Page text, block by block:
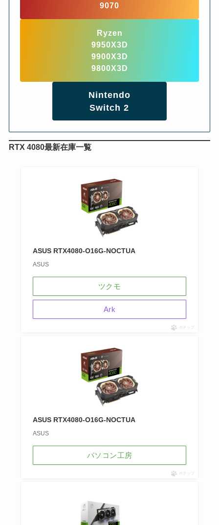
9070
Ryzen
9950X3D
9900X3D
9800X3D
Nintendo
Switch 2
RTX 4080最新在庫一覧
ASUS RTX4080-O16G-NOCTUA
ASUS
ツクモ
Ark
ポチップ
ASUS RTX4080-O16G-NOCTUA
ASUS
パソコン工房
ポチップ